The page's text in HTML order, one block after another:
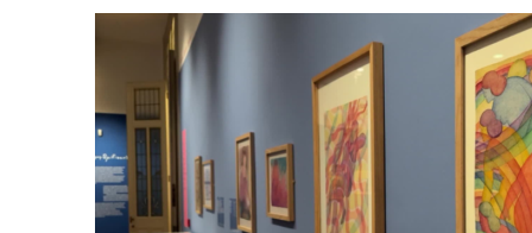
05 août 2026Consulter l'article "Germaine Rimbout sort
Les lignes de tram 8 et 25
interrompues après la chute d’un